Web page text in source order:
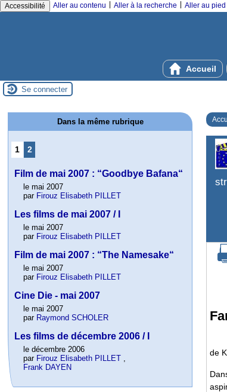
Accessibilité Aller au contenu Aller à la recherche Aller au
Accueil
Se connecter
de
Dans la même rubrique
1 2
Film de mai 2007 : “Goodbye Bafana“
le mai 2007
par Firouz Elisabeth PILLET
Les films de mai 2007 / I
le mai 2007
par Firouz Elisabeth PILLET
Film de mai 2007 : “The Namesake“
le mai 2007
par Firouz Elisabeth PILLET
Cine Die - mai 2007
le mai 2007
par Raymond SCHOLER
Les films de décembre 2006 / I
le décembre 2006
par Firouz Elisabeth PILLET ,
Frank DAYEN